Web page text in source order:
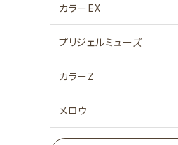
カラーEX
プリジェルミューズ
カラーZ
メロウ